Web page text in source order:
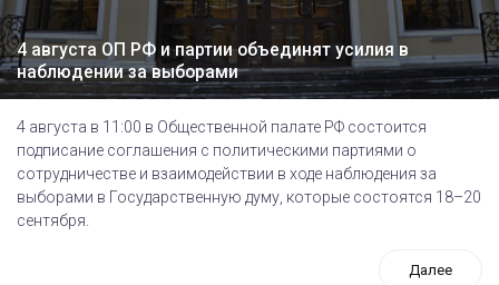
4 августа ОП РФ и партии объединят усилия в
наблюдении за выборами
4 августа в 11:00 в Общественной палате РФ состоится
подписание соглашения с политическими партиями о
сотрудничестве и взаимодействии в ходе наблюдения за
выборами в Государственную думу, которые состоятся 18–20
сентября.
Далее